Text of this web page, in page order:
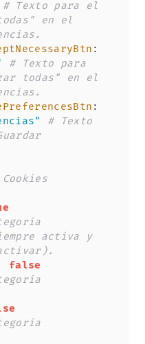
# Texto para el
en el
:
# Texto para
todas" en el
:
# Texto
activa y
false